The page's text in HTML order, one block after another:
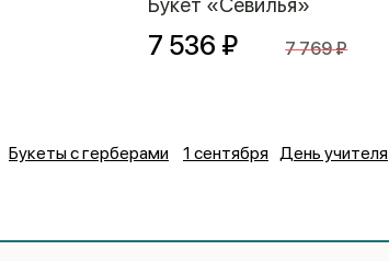
7 536 ₽ 7 769 ₽
Букеты с герберами 1 сентября День учителя